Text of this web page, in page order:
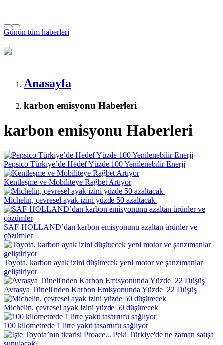
Günün tüm haberleri
Anasayfa
karbon emisyonu Haberleri
karbon emisyonu Haberleri
Pepsico Türkiye’de Hedef Yüzde 100 Yenilenebilir Enerji
Kentleşme ve Mobiliteye Rağbet Artıyor
Michelin, çevresel ayak izini yüzde 50 azaltacak
SAF-HOLLAND’dan karbon emisyonunu azaltan ürünler ve
çözümler
Toyota, karbon ayak izini düşürecek yeni motor ve şanzımanlar
geliştiriyor
Avrasya Tüneli'nden Karbon Emisyonunda Yüzde 22 Düşüş
​Michelin, çevresel ayak izini yüzde 50 düşürecek
100 kilometrede 1 litre yakıt tasarrufu sağlıyor